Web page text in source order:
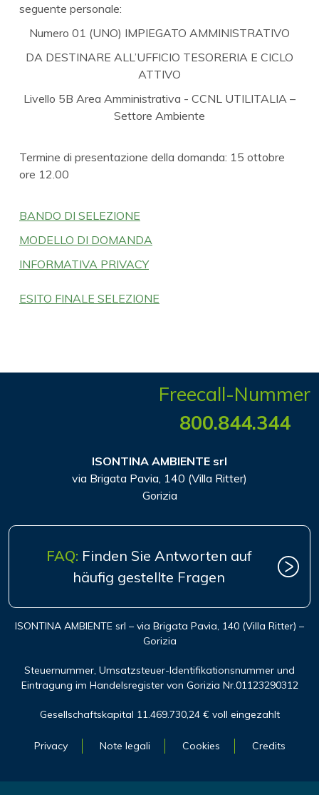
seguente personale:
Numero 01 (UNO) IMPIEGATO AMMINISTRATIVO
DA DESTINARE ALL’UFFICIO TESORERIA E CICLO
ATTIVO
Livello 5B Area Amministrativa - CCNL UTILITALIA –
Settore Ambiente
Termine di presentazione della domanda: 15 ottobre
ore 12.00
BANDO DI SELEZIONE
MODELLO DI DOMANDA
INFORMATIVA PRIVACY
ESITO FINALE SELEZIONE
Freecall-Nummer
800.844.344
ISONTINA AMBIENTE srl
via Brigata Pavia, 140 (Villa Ritter)
Gorizia
FAQ: Finden Sie Antworten auf
häufig gestellte Fragen
ISONTINA AMBIENTE srl – via Brigata Pavia, 140 (Villa Ritter) –
Gorizia
Steuernummer, Umsatzsteuer-Identifikationsnummer und
Eintragung im Handelsregister von Gorizia Nr.01123290312
Gesellschaftskapital 11.469.730,24 € voll eingezahlt
Privacy Note legali Cookies Credits